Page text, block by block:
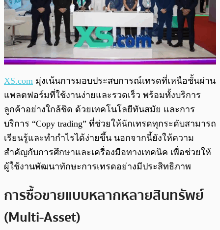
XS.com มุ่งเน้นการมอบประสบการณ์เทรดที่เหนือชั้นผ่าน
แพลตฟอร์มที่ใช้งานง่ายและรวดเร็ว พร้อมทั้งบริการ
ลูกค้าอย่างใกล้ชิด ด้วยเทคโนโลยีทันสมัย และการ
บริการ “Copy trading” ที่ช่วยให้นักเทรดทุกระดับสามารถ
เรียนรู้และทำกำไรได้ง่ายขึ้น นอกจากนี้ยังให้ความ
สำคัญกับการศึกษาและเครื่องมือทางเทคนิค เพื่อช่วยให้
ผู้ใช้งานพัฒนาทักษะการเทรดอย่างมีประสิทธิภาพ
การซื้อขายแบบหลากหลายสินทรัพย์
(Multi-Asset)